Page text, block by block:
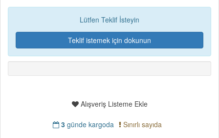
Lütfen Teklif İsteyin
Teklif istemek için dokunun
Alışveriş Listeme Ekle
3günde kargoda Sınırlı sayıda